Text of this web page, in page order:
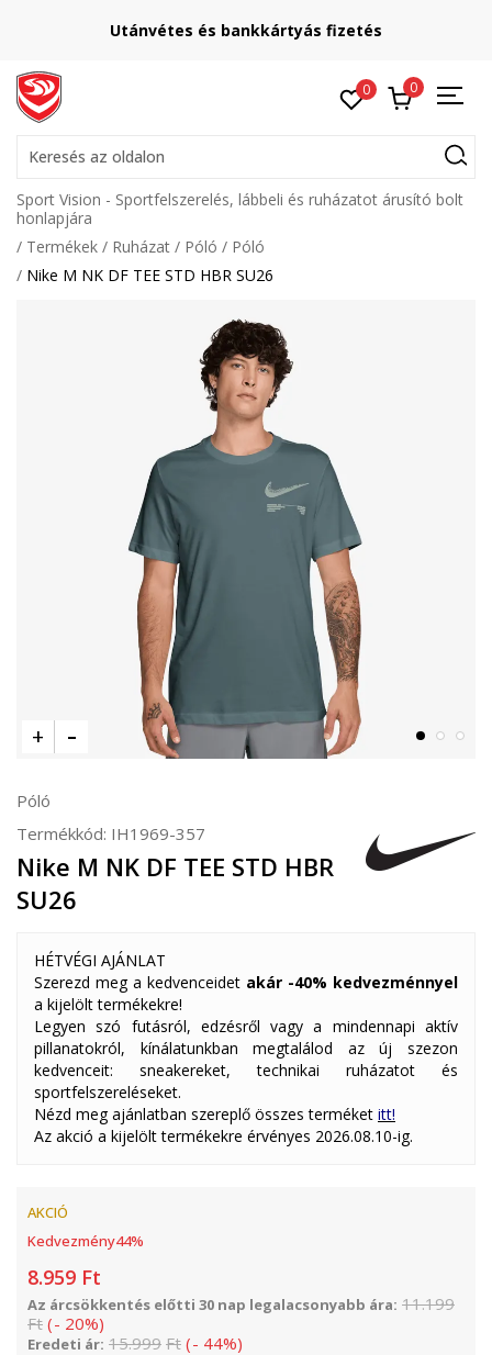
Utánvétes és bankkártyás fizetés
0 0
Keresés az oldalon
Sport Vision - Sportfelszerelés, lábbeli és ruházatot árusító bolt
honlapjára
Termékek
Ruházat Póló
Póló
Nike M NK DF TEE STD HBR SU26
Póló
Termékkód: IH1969-357
Nike M NK DF TEE STD HBR
SU26
HÉTVÉGI AJÁNLAT
Szerezd meg a kedvenceidet akár -40% kedvezménnyel
a kijelölt termékekre!
Legyen szó futásról, edzésről vagy a mindennapi aktív
pillanatokról, kínálatunkban megtalálod az új szezon
kedvenceit: sneakereket, technikai ruházatot és
sportfelszereléseket.
Nézd meg ajánlatban szereplő összes terméket itt!
Az akció a kijelölt termékekre érvényes 2026.08.10-ig.
AKCIÓ
Kedvezmény44%
8.959 Ft
Az árcsökkentés előtti 30 nap legalacsonyabb ára: 11.199
Ft (- 20%)
Eredeti ár: 15.999 Ft (- 44%)